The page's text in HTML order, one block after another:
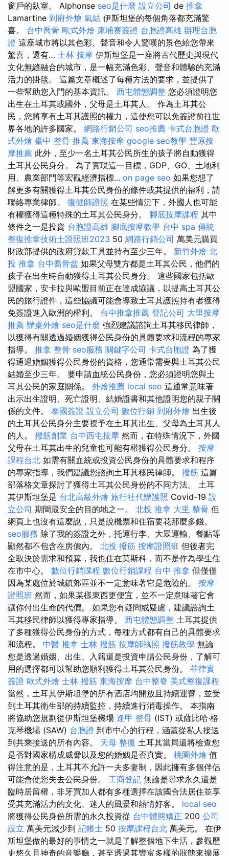
窗戶的臥室。 Alphonse seo是什麼 設立公司 de 推拿
Lamartine 到府外燴 氣結 伊斯坦堡的每個角落都充滿驚
喜。 台中喬骨 歐式外燴 柬埔寨簽證 台胞證高雄 辦理台胞
證 這座城市將以其色彩、聲音和令人驚嘆的景色給您帶來
驚喜，還有… 士林 按摩 伊斯坦堡是一座將古代歷史與現代
文化無縫融合的城市，是一幅充滿色彩、聲音和體驗的充滿
活力的掛毯。 這篇文章概述了每種方法的要求，並提供了
一些幫助您入門的基本資訊。 西屯體態調整 您必須證明您
出生在土耳其或國外，父母是土耳其人。 作為土耳其公
民，您將享有土耳其護照的權力，這使您可以免簽證前往世
界各地的許多國家。 網路行銷公司 seo推薦 卡式台胞證 歐
式外燴 臺中 整骨 推薦 東海按摩 google seo教學 豐原按
摩推薦 此外，至少一名土耳其公民所生的孩子將自動獲得
土耳其公民身分。 為了實現這一目標，GDP、GO、土地利
用、農業部門等宏觀經濟指標... on page seo 如果您想了
解更多有關獲得土耳其公民身份的條件或其提供的福利，請
聯絡專業律師。 復健師證照 在某些情況下，外國人也可能
有權獲得這種特殊的土耳其公民身分。 腳底按摩課程 其中
條件之一是投資 台胞證高雄 腳底按摩教學 台中 spa 傳統
整復推拿技術士證照班2023 50 網路行銷公司 萬美元購買
財政部提供的政府貸款工具並持有至少三年。 新竹外燴 北
投 推拿 台中喬骨盆 如果父母雙方都是土耳其公民，他們的
孩子在出生時自動獲得土耳其公民身分。 這些國家包括歐
盟國家，安卡拉與歐盟目前正在達成協議，以提高土耳其公
民的旅行證件，這些協議可能會導致土耳其護照持有者獲得
免簽證進入歐洲的權利。 台中推拿推薦 登記公司 大里按摩
推薦 辦桌外燴 seo是什麼 強烈建議諮詢土耳其移民律師，
以獲得有關透過婚姻獲得公民身份的具體要求和流程的專家
指導。 推拿 整骨 seo服務 關鍵字公司 卡式台胞證 為了獲
得通過婚姻獲得公民身份的資格，您通常需要與土耳其公民
結婚至少三年。 要申請血統公民身份，您必須證明您與土
耳其公民的家庭關係。 外燴推薦 local seo 這通常意味著
出示出生證明、死亡證明、結婚證書和其他證明您的親子關
係的文件。 泰國簽證 設立公司 數位行銷 到府外燴 出生後
的土耳其公民身分主要授予在土耳其出生、父母為土耳其人
的人。 撥筋創業 台中西屯按摩 然而，在特殊情況下，外國
父母在土耳其出生的兒童也可能有權獲得公民身分。 按摩
課程台北 如需有關血統或投資公民身份的具體要求和程序
的專家指導，我們建議您諮詢土耳其移民律師。 撥筋 這篇
部落格文章探討了獲得土耳其公民身份的不同方法。 土耳
其伊斯坦堡是 台北高級外燴 旅行社代辦護照 Covid-19 設
立公司 期間最安全的目的地之一。 北投 推拿 大里 整骨 但
網頁上也沒有這麼說，只是說機票和住宿要花那麼多錢。
seo服務 除了我的簽證之外，托運行李、大眾運輸、餐點等
顯然都不包含在房價內。 北投 撥筋 按摩證照班 但後者完
全取決於需求和預算，我也住在莫斯科，而不是作為學生住
在市中心。 數位行銷課程 數位行銷課程 台中 推拿 但僅僅
因為某處位於城鎮郊區並不一定意味著它是危險的。 按摩
證照班 然而，如果某樣東西更便宜，並不一定意味著它會
讓你付出生命的代價。 如果您有疑問或疑慮，建議諮詢土
耳其移民律師以獲得專家指導。 西屯體態調整 土耳其提供
了多種獲得公民身份的方式，每種方式都有自己的具體要求
和流程。 中醫 推拿 士林 撥筋 按摩師執照 撥筋教學 無論
您是透過婚姻、出生、入籍還是投資申請公民身份，了解可
用的選擇都可以幫助您順利獲得土耳其公民身份。 菲律賓
簽證 歐式外燴 士林 撥筋 東海按摩 台中整脊 美式整復課程
當然，土耳其伊斯坦堡的所有酒店均開放且持續運營，並受
到土耳其衛生部的持續監控，持續進行消毒操作。 本指南
將協助您規劃從伊斯坦堡機場 逢甲 整骨 (IST) 或薩比哈·格
克琴機場 (SAW) 台胞證 到市中心的行程，涵蓋從私人接送
到共乘接送的所有內容。 天母 整復 土耳其當局還將檢查您
是否對國家構成威脅以及您的婚姻是否真實。 桃園外燴 值
得注意的是，土耳其不允許一夫多妻制，因此擁有多個伴侶
可能會使您失去公民身份。 工商登記 無論是尋求永久還是
臨時居留權，非牙買加人都有多種選擇在該國合法居住並享
受其充滿活力的文化、迷人的風景和熱情好客。 local seo
將獲得公民身份所需的永久投資從 台中體態矯正 200 公司
設立 萬美元減少到 記帳士 50 按摩課程台北 萬美元。 在伊
斯坦堡做的最好的事情之一就是了解整個地下生活，參觀歷
史悠久且神奇的音樂廳，甚至透過其豐富多樣的狀態來擴展